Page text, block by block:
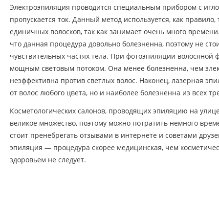
Электроэпиляция проводится специальным прибором с
пропускается ток. Данный метод используется, как правило,
единичных волосков, так как занимает очень много
что данная процедура довольно болезненна, поэтому не
чувствительных частях тела. При фотоэпиляции волосяной
мощным световым потоком. Она менее болезненна, чем
неэффективна против светлых волос. Наконец, лазерная
от волос любого цвета, но и наиболее болезненна из всех
Косметологических салонов, проводящих эпиляцию на
великое множество, поэтому можно потратить немного
стоит пренебрегать отзывами в интернете и советами
эпиляция — процедура скорее медицинская, чем
здоровьем не следует.